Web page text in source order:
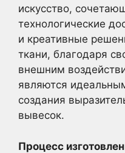
искусство,
технологические
и креативные
ткани, благодаря
внешним
являются
создания
вывесок.
Процесс